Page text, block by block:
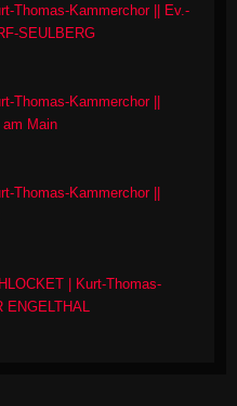
Thomas-Kammerchor || Ev.-
SEULBERG
Thomas-Kammerchor ||
Main
Thomas-Kammerchor ||
| Kurt-Thomas-